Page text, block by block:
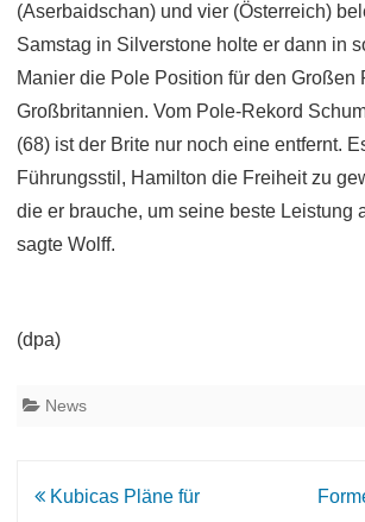
(Aserbaidschan) und vier (Österreich)
Samstag in Silverstone holte er dann in
Manier die Pole Position für den Großen
Großbritannien. Vom Pole-Rekord
(68) ist der Brite nur noch eine entfernt.
Führungsstil, Hamilton die Freiheit zu
die er brauche, um seine beste Leistung
sagte Wolff.
(dpa)
News
Beitrags-
Kubicas Pläne für